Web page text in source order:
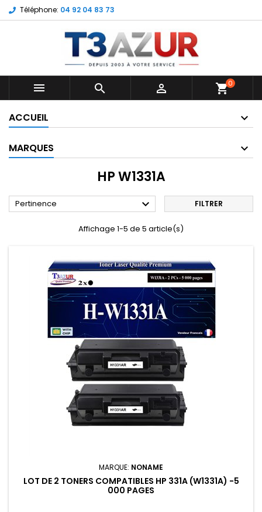
Téléphone: 04 92 04 83 73
   shopping_cart0
ACCUEIL
MARQUES
HP W1331A
Pertinence  FILTRER
Affichage 1-5 de 5 article(s)
MARQUE: NONAME
LOT DE 2 TONERS COMPATIBLES HP 331A (W1331A) -5
000 PAGES